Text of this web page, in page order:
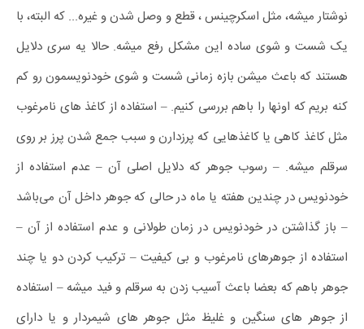
نوشتار میشه، مثل اسکرچینس ، قطع و وصل شدن و غیره..‌. که البته، با
یک شست و شوی ساده این مشکل رفع میشه. حالا یه سری دلایل
هستند که باعث میشن بازه زمانی شست و شوی خودنویسمون رو کم
کنه بریم که اونها را باهم بررسی کنیم. – استفاده از کاغذ های نامرغوب
مثل کاغذ کاهی یا کاغذهایی که پرزدارن و سبب جمع شدن پرز بر روی
سرقلم میشه. – رسوب جوهر که دلایل اصلی آن – عدم استفاده از
خودنویس در چندین هفته یا ماه در حالی که جوهر داخل آن می‌باشد
– باز گذاشتن در خودنویس در زمان طولانی و عدم استفاده از آن –
استفاده از جوهرهای نامرغوب و بی کیفیت – ترکیب کردن دو یا چند
جوهر باهم که بعضا باعث آسیب زدن به سرقلم و فید میشه – استفاده
از جوهر های سنگین و غلیظ مثل جوهر های شیمردار و یا دارای